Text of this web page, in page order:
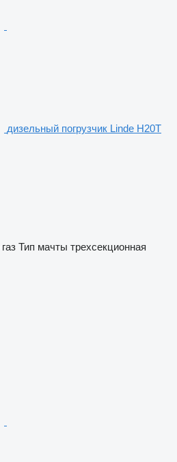
дизельный погрузчик Linde H20T
газ Тип мачты трехсекционная